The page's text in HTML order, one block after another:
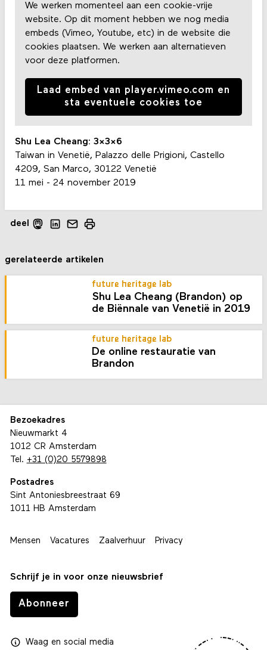
We werken momenteel aan een cookie-vrije
website. Op dit moment hebben we nog media
embeds (Vimeo, Youtube, etc) in de website die
cookies plaatsen. We werken aan alternatieven
voor deze platformen.
Laad embed van player.vimeo.com en
sta eventuele cookies toe
Shu Lea Cheang: 3x3x6
Taiwan in Venetië, Palazzo delle Prigioni, Castello
4209, San Marco, 30122 Venetië
11 mei - 24 november 2019
deel
gerelateerde artikelen
future heritage lab
Shu Lea Cheang (Brandon) op
de Biënnale van Venetië in 2019
future heritage lab
De online restauratie van
Brandon
Bezoekadres
Nieuwmarkt 4
1012 CR Amsterdam
Tel. +31 (0)20 5579898
Postadres
Sint Antoniesbreestraat 69
1011 HB Amsterdam
Mensen Vacatures Zaalverhuur Privacy
Schrijf je in voor onze nieuwsbrief
Abonneer
Waagen social media